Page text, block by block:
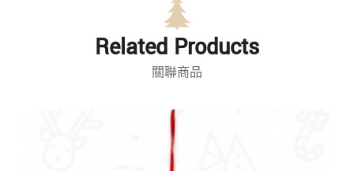
關聯商品
Related Products